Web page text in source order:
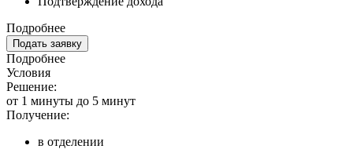
Подробнее
Подать заявку
Подробнее
Условия
Решение:
от 1 минуты до 5 минут
Получение:
в отделении